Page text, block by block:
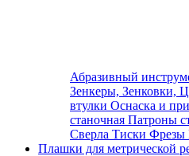
Абразивный
Зенкеры, Зенковки,
втулки Оснаска и
станочная Патроны
Сверла Тиски Фрезы
Плашки для метрической